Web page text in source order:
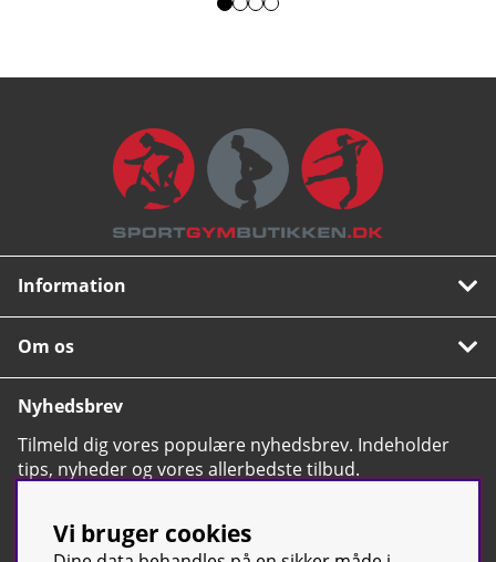
Information
Om os
Nyhedsbrev
Tilmeld dig vores populære nyhedsbrev. Indeholder
tips, nyheder og vores allerbedste tilbud.
Vi bruger cookies